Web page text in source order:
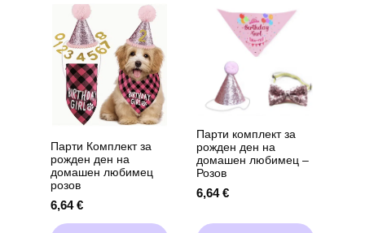
Парти Комплект за
рожден ден на
домашен любимец
розов
6,64€
Парти комплект за
рожден ден на
домашен любимец –
Розов
6,64€